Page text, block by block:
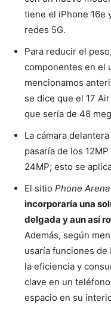
tiene el iPhone 16e
redes 5G.
Para reducir el
componentes en el
mencionamos
se dice que el 17
que sería de 48
La cámara
pasaría de los
24MP; esto se
El sitio Phone Arena
incorporaría una
delgada y aun así
Además, según
usaría funciones
la eficiencia y
clave en un
espacio en su